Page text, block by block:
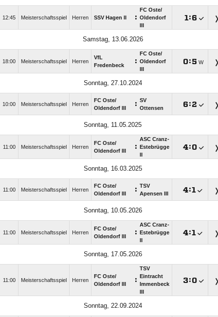
12:45 Meisterschaftsspiel Herren SSV Hagen II :
FC Oste/​
Oldendorf
:
Samstag, 13.06.2026
18:00 Meisterschaftsspiel Herren
VfL
Fredenbeck
:
FC Oste/​
Oldendorf
: W
Sonntag, 27.10.2024
10:00 Meisterschaftsspiel Herren
FC Oste/​
Oldendorf III
: SV
Ottensen
:
Sonntag, 11.05.2025
11:00 Meisterschaftsspiel Herren
FC Oste/​
Oldendorf III
:
ASC Cranz-
Estebrügge
:
Sonntag, 16.03.2025
11:00 Meisterschaftsspiel Herren
FC Oste/​
Oldendorf III
: TSV
Apensen III
:
Sonntag, 10.05.2026
11:00 Meisterschaftsspiel Herren
FC Oste/​
Oldendorf III
:
ASC Cranz-
Estebrügge
:
Sonntag, 17.05.2026
11:00 Meisterschaftsspiel Herren
FC Oste/​
Oldendorf III
:
TSV
Eintracht
Immenbeck
:
Sonntag, 22.09.2024